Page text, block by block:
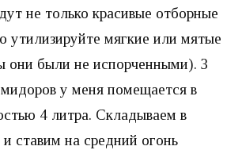
не только красивые отборные
мягкие или мятые
они были не испорченными). 3
у меня помещается в
4 литра. Складываем в
ставим на средний огонь